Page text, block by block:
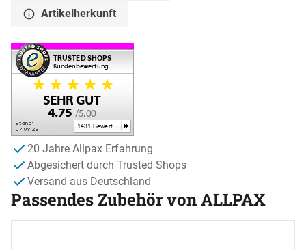
Artikelherkunft
20 Jahre Allpax Erfahrung
Abgesichert durch Trusted Shops
Versand aus Deutschland
Passendes Zubehör von ALLPAX
Zubehör überspringen